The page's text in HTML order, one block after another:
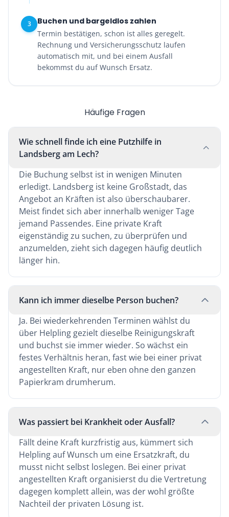
3 Buchen und bargeldlos zahlen
Termin bestätigen, schon ist alles geregelt.
Rechnung und Versicherungsschutz laufen
automatisch mit, und bei einem Ausfall
bekommst du auf Wunsch Ersatz.
Häufige Fragen
Wie schnell finde ich eine Putzhilfe in
Landsberg am Lech?
Die Buchung selbst ist in wenigen Minuten
erledigt. Landsberg ist keine Großstadt, das
Angebot an Kräften ist also überschaubarer.
Meist findet sich aber innerhalb weniger Tage
jemand Passendes. Eine private Kraft
eigenständig zu suchen, zu überprüfen und
anzumelden, zieht sich dagegen häufig deutlich
länger hin.
Kann ich immer dieselbe Person buchen?
Ja. Bei wiederkehrenden Terminen wählst du
über Helpling gezielt dieselbe Reinigungskraft
und buchst sie immer wieder. So wächst ein
festes Verhältnis heran, fast wie bei einer privat
angestellten Kraft, nur eben ohne den ganzen
Papierkram drumherum.
Was passiert bei Krankheit oder Ausfall?
Fällt deine Kraft kurzfristig aus, kümmert sich
Helpling auf Wunsch um eine Ersatzkraft, du
musst nicht selbst loslegen. Bei einer privat
angestellten Kraft organisierst du die Vertretung
dagegen komplett allein, was der wohl größte
Nachteil der privaten Lösung ist.